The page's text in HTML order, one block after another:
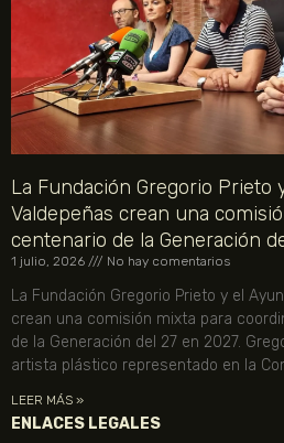
La Fundación Gregorio Prieto
Valdepeñas crean una
centenario de la Generación
1 julio, 2026 No hay comentarios
La Fundación Gregorio Prieto y el
crean una comisión mixta para
de la Generación del 27 en 2027.
artista plástico representado en la
LEER MÁS »
ENLACES LEGALES